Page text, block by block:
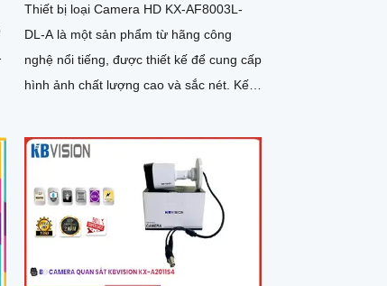
Thiết bị loại Camera HD KX-AF8003L-
DL-A là một sản phẩm từ hãng công
nghệ nổi tiếng, được thiết kế để cung cấp
hình ảnh chất lượng cao và sắc nét. Kết